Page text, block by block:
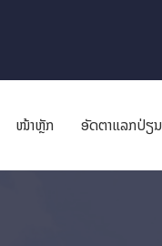
ໜ້າຫຼັກ ອັດ​ຕາ​ແລກ​ປ່ຽນ